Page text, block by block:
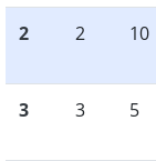
2 2 10
3 3 5